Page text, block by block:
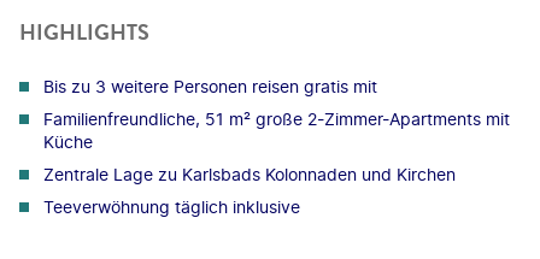
HIGHLIGHTS
Bis zu 3 weitere Personen reisen gratis mit
Familienfreundliche, 51 m² große 2-Zimmer-Apartments mit
Küche
Zentrale Lage zu Karlsbads Kolonnaden und Kirchen
Teeverwöhnung täglich inklusive